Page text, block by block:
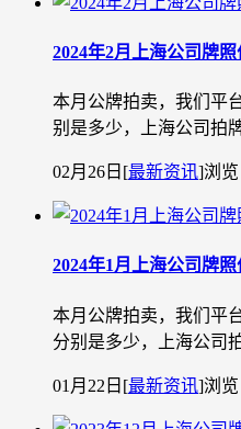
2024年2月上海公司牌
本月公牌拍卖，我们平
别是多少，上海公司拍
02月26日 [最新资讯]浏
2024年1月上海公司牌
本月公牌拍卖，我们平
分别是多少，上海公司
01月22日 [最新资讯]浏